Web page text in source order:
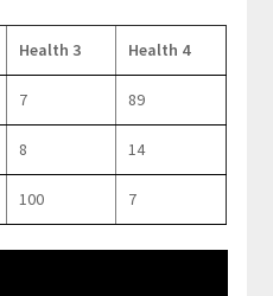
Health 3 Health 4
7 89
8 14
100 7